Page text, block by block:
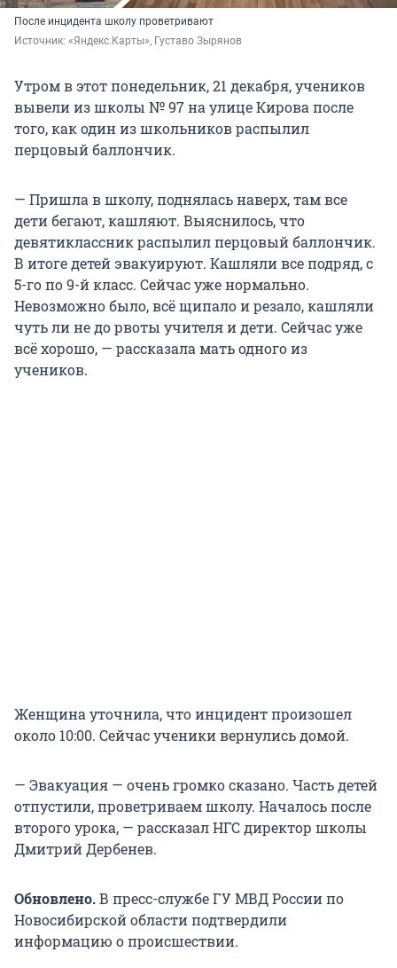
После инцидента школу проветривают
Источник: «Яндекс.Карты», Густаво Зырянов
Утром в этот понедельник, 21 декабря, учеников
вывели из школы № 97 на улице Кирова после
того, как один из школьников распылил
перцовый баллончик.
— Пришла в школу, поднялась наверх, там все
дети бегают, кашляют. Выяснилось, что
девятиклассник распылил перцовый баллончик.
В итоге детей эвакуируют. Кашляли все подряд, с
5-го по 9-й класс. Сейчас уже нормально.
Невозможно было, всё щипало и резало, кашляли
чуть ли не до рвоты учителя и дети. Сейчас уже
всё хорошо, — рассказала мать одного из
учеников.
Женщина уточнила, что инцидент произошел
около 10:00. Сейчас ученики вернулись домой.
— Эвакуация — очень громко сказано. Часть детей
отпустили, проветриваем школу. Началось после
второго урока, — рассказал НГС директор школы
Дмитрий Дербенев.
Обновлено.В пресс-службе ГУ МВД России по
Новосибирской области подтвердили
информацию о происшествии.